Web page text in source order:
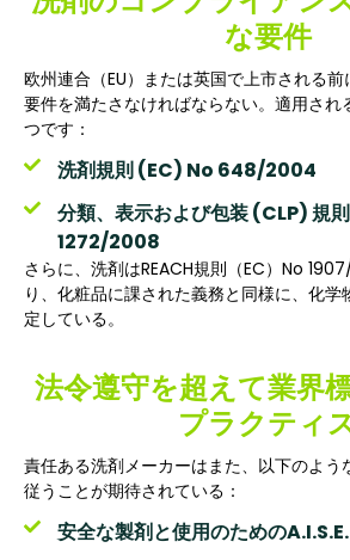
な要件
欧州連合（EU）または英国で上市される
要件を満たさなければならない。適用され
つです：
洗剤規則 (EC) No 648/2004
分類、表示および包装 (CLP) 規
1272/2008
さらに、洗剤はREACH規則（EC）No
り、化粧品に課された義務と同様に、化
定している。
法令遵守を超えて業界
プラクティ
責任ある洗剤メーカーはまた、以下のよう
従うことが期待されている：
安全な製剤と使用のための